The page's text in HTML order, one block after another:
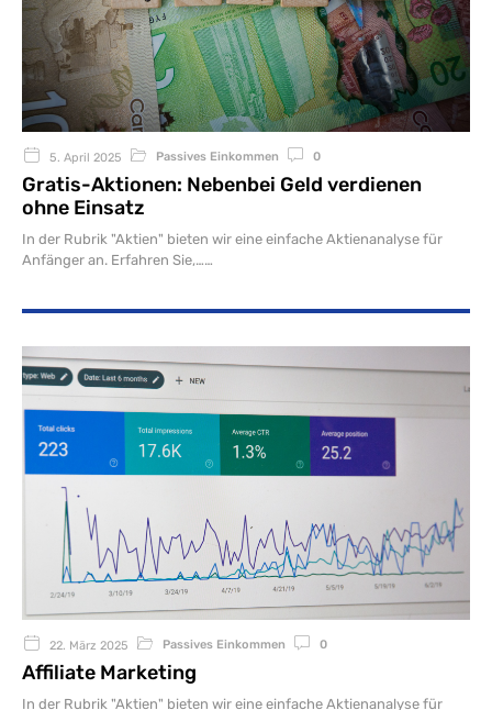
5. April 2025 Passives Einkommen 0
Gratis-Aktionen: Nebenbei Geld verdienen
ohne Einsatz
In der Rubrik "Aktien" bieten wir eine einfache Aktienanalyse für
Anfänger an. Erfahren Sie,…
22. März 2025 Passives Einkommen 0
Affiliate Marketing
In der Rubrik "Aktien" bieten wir eine einfache Aktienanalyse für